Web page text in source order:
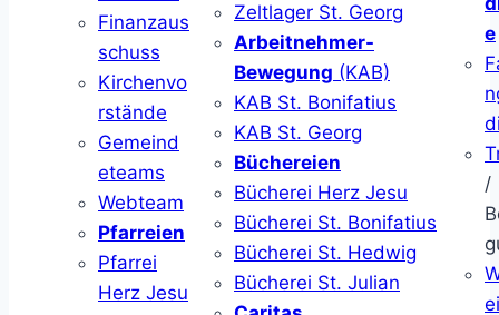
Finanzaus
schuss
Kirchenvo
rstände
Gemeind
eteams
Webteam
Pfarreien
Pfarrei
Herz Jesu
Zeltlager St. Georg
Arbeitnehmer-
Bewegung (KAB)
KAB St. Bonifatius
KAB St. Georg
Büchereien
Bücherei Herz Jesu
Bücherei St. Bonifatius
Bücherei St. Hedwig
Bücherei St. Julian
e
/